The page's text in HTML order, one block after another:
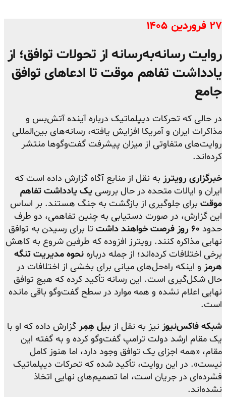
۲۷ فروردین ۱۴۰۵
روایت رسانه‌به‌رسانه از تحولات توافق؛ از
یادداشت تفاهم موقت تا ادعاهای توافق
جامع
در حالی که تحرکات دیپلماتیک درباره آینده آتش‌بس و
مذاکرات ایران و آمریکا افزایش یافته، رسانه‌های بین‌المللی
روایت‌های متفاوتی از میزان پیشرفت گفت‌وگوها منتشر
کرده‌اند.
خبرگزاری رویترز به نقل از منابع آگاه گزارش داده است که
ایران و ایالات متحده در حال بررسی یک یادداشت تفاهم
موقت برای جلوگیری از بازگشت به جنگ هستند. بر اساس
این گزارش، در صورت دستیابی به چنین تفاهمی، دو طرف
حدود ۶۰ روز فرصت خواهند داشت
تا برای رسیدن به توافق
نهایی مذاکره کنند. رویترز افزوده که طرفین شروع به کاهش
برخی اختلافات کرده‌اند؛ از جمله درباره نحوه مدیریت تنگه
هرمز و اینکه راه‌حل‌های میانی برای بخشی از اختلافات در
حال شکل‌گیری است. این رسانه تأکید کرده که هیچ توافق
نهایی اعلام نشده و همه موارد در سطح گفت‌وگو باقی مانده
است.
شبکه فاکس‌نیوز نیز به نقل از بیل هِمِر گزارش داده که او با
یک مقام ارشد دولت ترامپ گفت‌وگو کرده و به گفته این
مقام، «همه اجزای یک توافق وجود دارد، اما هنوز کامل
نیست». در این روایت، تأکید شده که تحرکات دیپلماتیک
فشرده‌ای در جریان است، اما تصمیم‌های نهایی اتخاذ
نشده‌اند.